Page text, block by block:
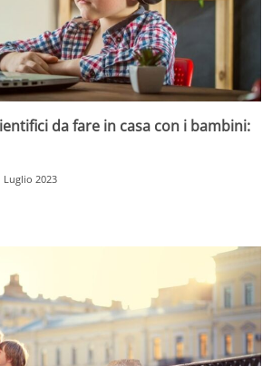
da fare in casa con i bambini:
Luglio 2023